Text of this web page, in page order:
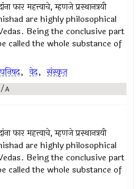
फार महत्त्वाचे, म्हणजे प्रस्थानत्रयी
are highly philosophical
Being the conclusive part
called the whole substance of
, वेद, संस्कृत
A
फार महत्त्वाचे, म्हणजे प्रस्थानत्रयी
are highly philosophical
Being the conclusive part
called the whole substance of